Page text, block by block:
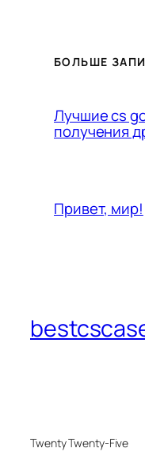
БОЛЬШЕ
Лучшие cs
получения
Привет, мир!
Twenty Twenty-Five